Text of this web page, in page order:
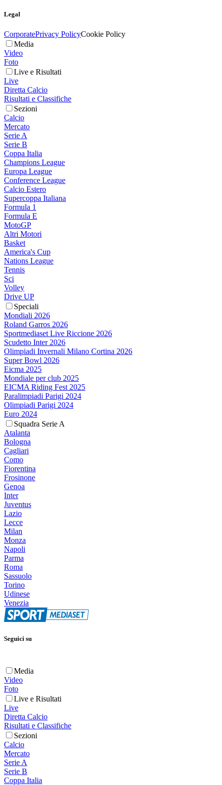
Legal
CorporatePrivacy PolicyCookie Policy
Media
Video
Foto
Live e Risultati
Live
Diretta Calcio
Risultati e Classifiche
Sezioni
Calcio
Mercato
Serie A
Serie B
Coppa Italia
Champions League
Europa League
Conference League
Calcio Estero
Supercoppa Italiana
Formula 1
Formula E
MotoGP
Altri Motori
Basket
America's Cup
Nations League
Tennis
Sci
Volley
Drive UP
Speciali
Mondiali 2026
Roland Garros 2026
Sportmediaset Live Riccione 2026
Scudetto Inter 2026
Olimpiadi Invernali Milano Cortina 2026
Super Bowl 2026
Eicma 2025
Mondiale per club 2025
EICMA Riding Fest 2025
Paralimpiadi Parigi 2024
Olimpiadi Parigi 2024
Euro 2024
Squadra Serie A
Atalanta
Bologna
Cagliari
Como
Fiorentina
Frosinone
Genoa
Inter
Juventus
Lazio
Lecce
Milan
Monza
Napoli
Parma
Roma
Sassuolo
Torino
Udinese
Venezia
Seguici su
Media
Video
Foto
Live e Risultati
Live
Diretta Calcio
Risultati e Classifiche
Sezioni
Calcio
Mercato
Serie A
Serie B
Coppa Italia